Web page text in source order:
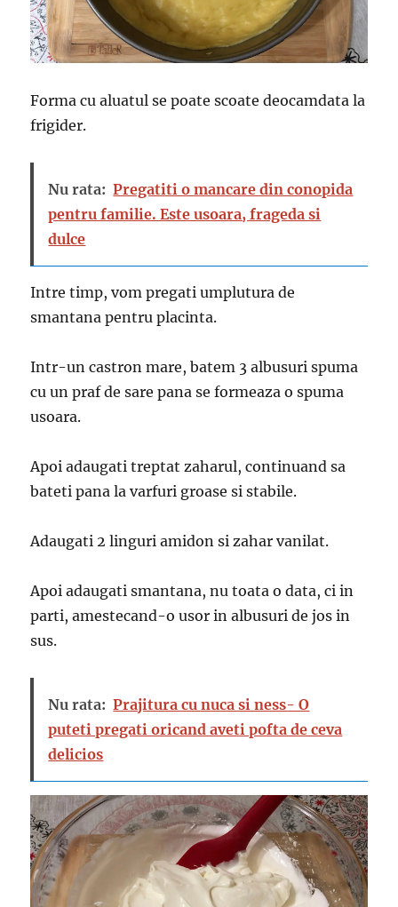
Forma cu aluatul se poate scoate deocamdata la
frigider.
Nu rata: Pregatiti o mancare din conopida
pentru familie. Este usoara, frageda si
dulce
Intre timp, vom pregati umplutura de
smantana pentru placinta.
Intr-un castron mare, batem 3 albusuri spuma
cu un praf de sare pana se formeaza o spuma
usoara.
Apoi adaugati treptat zaharul, continuand sa
bateti pana la varfuri groase si stabile.
Adaugati 2 linguri amidon si zahar vanilat.
Apoi adaugati smantana, nu toata o data, ci in
parti, amestecand-o usor in albusuri de jos in
sus.
Nu rata: Prajitura cu nuca si ness- O
puteti pregati oricand aveti pofta de ceva
delicios